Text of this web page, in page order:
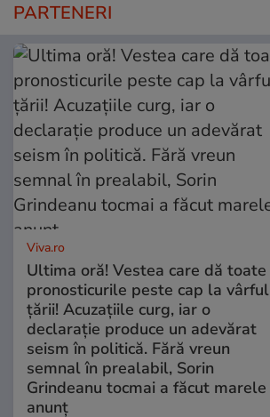
PARTENERI
Viva.ro
Ultima oră! Vestea care dă toate
pronosticurile peste cap la vârful
țării! Acuzațiile curg, iar o
declarație produce un adevărat
seism în politică. Fără vreun
semnal în prealabil, Sorin
Grindeanu tocmai a făcut marele
anunț